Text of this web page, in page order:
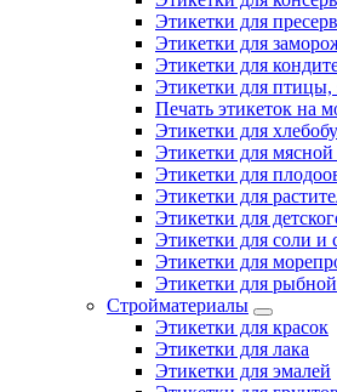
Этикетки для
Этикетки для
Этикетки для
Этикетки для
Печать этикеток на
Этикетки для
Этикетки для
Этикетки для
Этикетки для
Этикетки для
Этикетки для соли и
Этикетки для
Этикетки для
Стройматериалы
Этикетки для красок
Этикетки для лака
Этикетки для эмалей